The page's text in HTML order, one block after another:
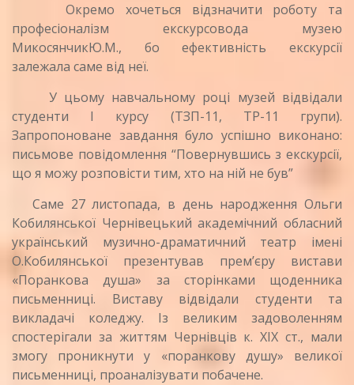
Окремо хочеться відзначити роботу та
професіоналізм екскурсовода музею
МикосянчикЮ.М., бо ефективність екскурсії
залежала саме від неї.
У цьому навчальному році музей відвідали
студенти І курсу (ТЗП-11, ТР-11 групи).
Запропоноване завдання було успішно виконано:
письмове повідомлення “Повернувшись з екскурсії,
що я можу розповісти тим, хто на ній не був”
Саме 27 листопада, в день народження Ольги
Кобилянської Чернівецький академічний обласний
український музично-драматичний театр імені
О.Кобилянської презентував прем’єру вистави
«Поранкова душа» за сторінками щоденника
письменниці. Виставу відвідали студенти та
викладачі коледжу. Із великим задоволенням
спостерігали за життям Чернівців к. ХІХ ст., мали
змогу проникнути у «поранкову душу» великої
письменниці, проаналізувати побачене.